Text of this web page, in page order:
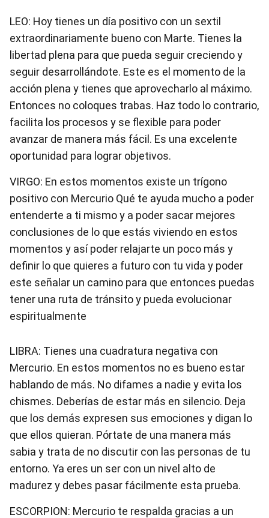
LEO: Hoy tienes un día positivo con un sextil
extraordinariamente bueno con Marte. Tienes la
libertad plena para que pueda seguir creciendo y
seguir desarrollándote. Este es el momento de la
acción plena y tienes que aprovecharlo al máximo.
Entonces no coloques trabas. Haz todo lo contrario,
facilita los procesos y se flexible para poder
avanzar de manera más fácil. Es una excelente
oportunidad para lograr objetivos.
VIRGO: En estos momentos existe un trígono
positivo con Mercurio Qué te ayuda mucho a poder
entenderte a ti mismo y a poder sacar mejores
conclusiones de lo que estás viviendo en estos
momentos y así poder relajarte un poco más y
definir lo que quieres a futuro con tu vida y poder
este señalar un camino para que entonces puedas
tener una ruta de tránsito y pueda evolucionar
espiritualmente
LIBRA: Tienes una cuadratura negativa con
Mercurio. En estos momentos no es bueno estar
hablando de más. No difames a nadie y evita los
chismes. Deberías de estar más en silencio. Deja
que los demás expresen sus emociones y digan lo
que ellos quieran. Pórtate de una manera más
sabia y trata de no discutir con las personas de tu
entorno. Ya eres un ser con un nivel alto de
madurez y debes pasar fácilmente esta prueba.
ESCORPION: Mercurio te respalda gracias a un